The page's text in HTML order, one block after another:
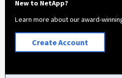
New to NetApp?
Learn more about our award-
Create Account